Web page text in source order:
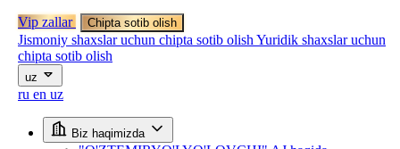
Vip zallar Chipta sotib olish
Jismoniy shaxslar uchun chipta sotib olish Yuridik shaxslar uchun
chipta sotib olish
uz
ru en uz
Biz haqimizda